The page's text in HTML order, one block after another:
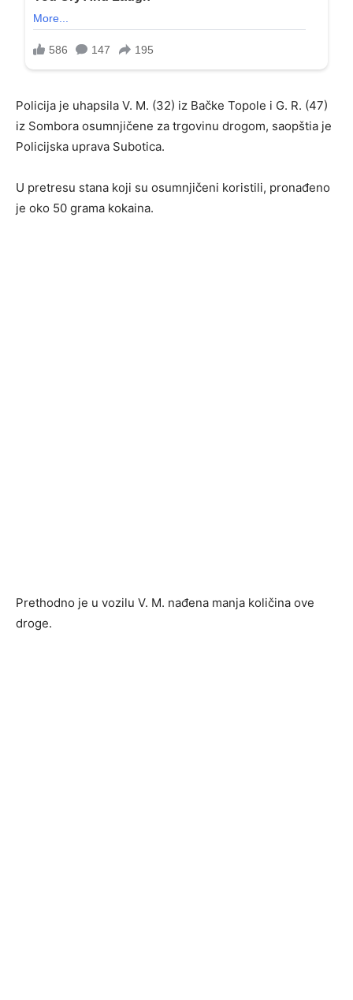
Policija je uhapsila V. M. (32) iz Bačke Topole i G. R. (47)
iz Sombora osumnjičene za trgovinu drogom, saopštia je
Policijska uprava Subotica.
U pretresu stana koji su osumnjičeni koristili, pronađeno
je oko 50 grama kokaina.
Prethodno je u vozilu V. M. nađena manja količina ove
droge.